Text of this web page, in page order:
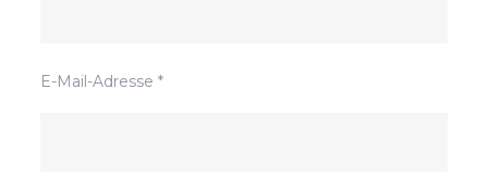
E-Mail-Adresse*